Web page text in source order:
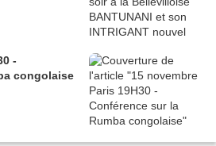
-
congolaise